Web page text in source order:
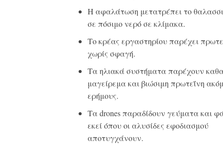
Η αφαλάτωση μετατρέπει το
σε πόσιμο νερό σε κλίμακα.
Το κρέας εργαστηρίου παρέχει
χωρίς σφαγή.
Τα ηλιακά συστήματα παρέχουν
μαγείρεμα και βιώσιμη πρωτεΐνη
ερήμους.
Τα drones παραδίδουν γεύματα και
εκεί όπου οι αλυσίδες εφοδιασμού
αποτυγχάνουν.